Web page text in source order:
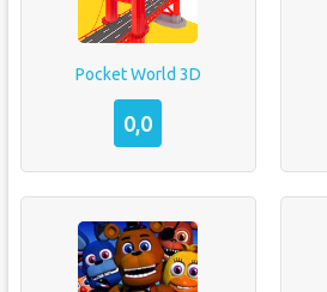
Pocket World 3D
0,0